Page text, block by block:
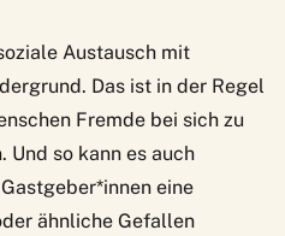
Austausch mit
Das ist in der Regel
Fremde bei sich zu
Und so kann es auch
eine
ähnliche Gefallen